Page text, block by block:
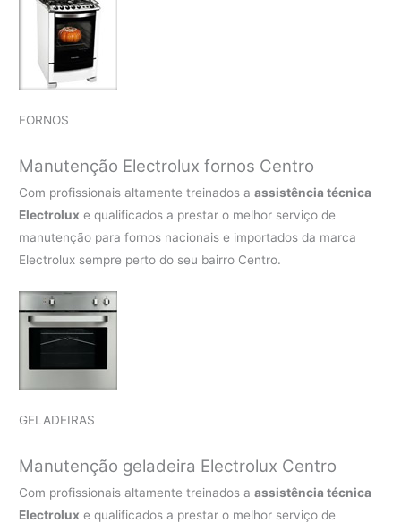
FORNOS
Manutenção Electrolux fornos Centro
Com profissionais altamente treinados aassistência técnica
Electrolux e qualificados a prestar o melhor serviço de
manutenção para fornos nacionais e importados da marca
Electrolux sempre perto do seu bairro Centro.
GELADEIRAS
Manutenção geladeira Electrolux Centro
Com profissionais altamente treinados aassistência técnica
Electrolux e qualificados a prestar o melhor serviço de